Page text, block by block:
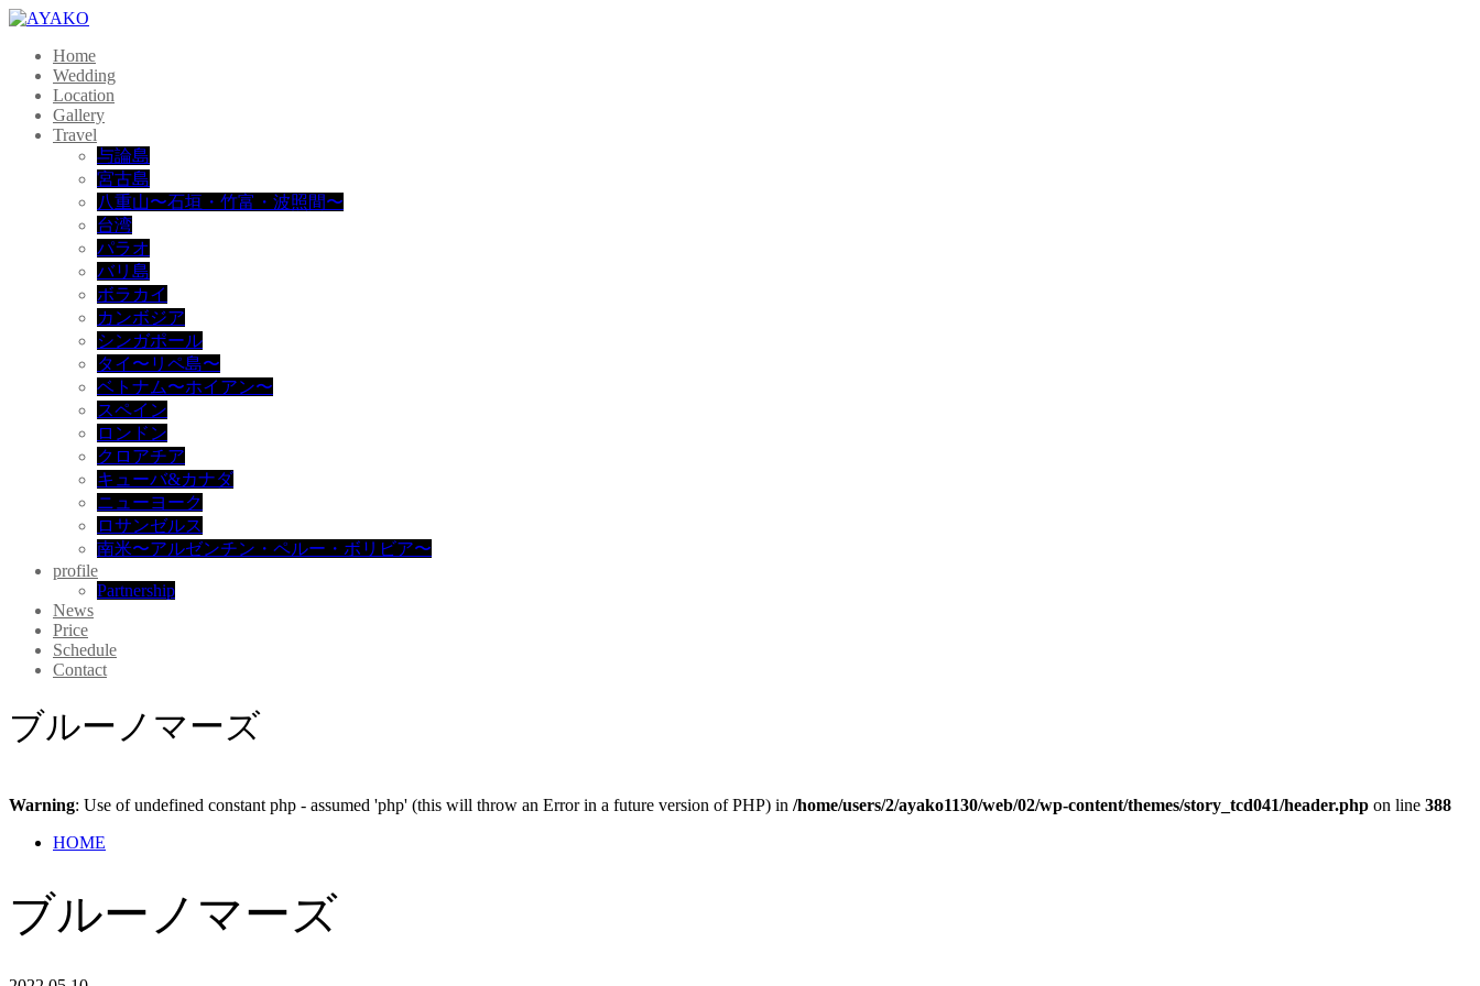
Home
Wedding
Location
Gallery
Travel
与論島
宮古島
八重山〜石垣・竹富・波照間〜
台湾
パラオ
バリ島
ボラカイ
カンボジア
シンガポール
タイ〜リペ島〜
ベトナム〜ホイアン〜
スペイン
ロンドン
クロアチア
キューバ&カナダ
ニューヨーク
ロサンゼルス
南米〜アルゼンチン・ペルー・ボリビア〜
profile
Partnership
News
Price
Schedule
Contact
ブルーノマーズ
Warning: Use of undefined constant php - assumed 'php' (this will throw an Error in a future version of PHP) in /home/users/2/ayako1130/web/02/wp-content/themes/story_tcd041/header.php on line 388
HOME
ブルーノマーズ